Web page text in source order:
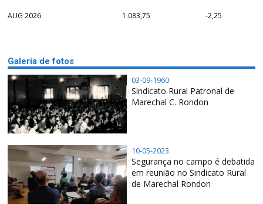
AUG 2026 1.083,75 -2,25
Galeria de fotos
03-09-1960
Sindicato Rural Patronal de
Marechal C. Rondon
10-05-2023
Segurança no campo é debatida
em reunião no Sindicato Rural
de Marechal Rondon